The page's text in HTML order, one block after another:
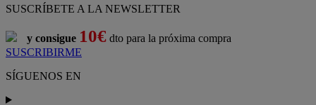
SUSCRÍBETE A LA NEWSLETTER
y consigue 10€ dto para la próxima compra
SUSCRIBIRME
SÍGUENOS EN